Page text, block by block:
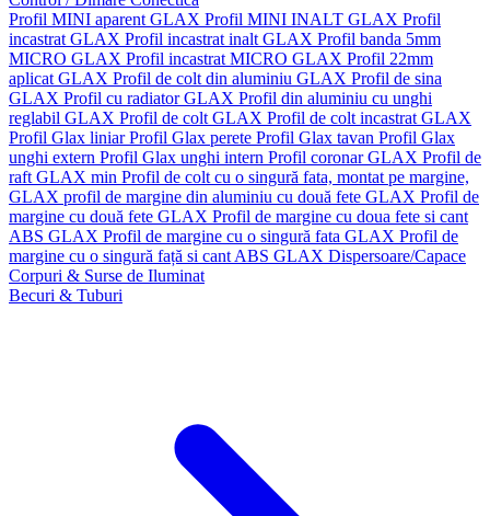
Profil MINI aparent GLAX Profil MINI INALT GLAX Profil
incastrat GLAX Profil incastrat inalt GLAX Profil banda 5mm
MICRO GLAX Profil incastrat MICRO GLAX Profil 22mm
aplicat GLAX Profil de colt din aluminiu GLAX Profil de sina
GLAX Profil cu radiator GLAX Profil din aluminiu cu unghi
reglabil GLAX Profil de colt GLAX Profil de colt incastrat GLAX
Profil Glax liniarProfil Glax perete Profil Glax tavan Profil Glax
unghi extern Profil Glax unghi intern Profil coronar GLAX Profil de
raft GLAX min Profil de colt cu o singură fata, montat pe margine,
GLAX profil de margine din aluminiu cu două fete GLAX Profil de
margine cu două fete GLAX Profil de margine cu doua fete si cant
ABS GLAX Profil de margine cu o singură fata GLAX Profil de
margine cu o singură față si cant ABS GLAX Dispersoare/Capace
Corpuri & Surse de Iluminat
Becuri & Tuburi